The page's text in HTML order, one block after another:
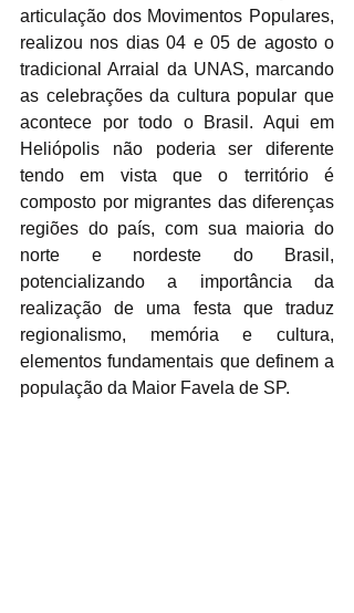
articulação dos Movimentos Populares,
realizou nos dias 04 e 05 de agosto o
tradicional Arraial da UNAS, marcando
as celebrações da cultura popular que
acontece por todo o Brasil. Aqui em
Heliópolis não poderia ser diferente
tendo em vista que o território é
composto por migrantes das diferenças
regiões do país, com sua maioria do
norte e nordeste do Brasil,
potencializando a importância da
realização de uma festa que traduz
regionalismo, memória e cultura,
elementos fundamentais que definem a
população da Maior Favela de SP.